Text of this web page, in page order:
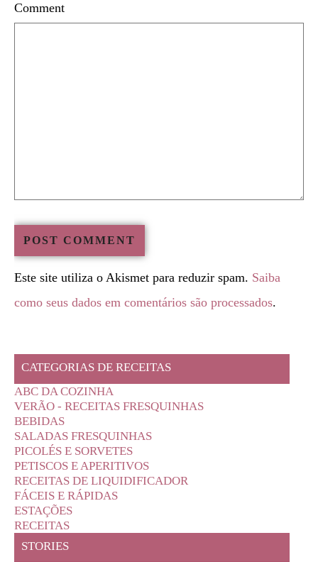
Comment
Este site utiliza o Akismet para reduzir spam. Saiba
como seus dados em comentários são processados.
CATEGORIAS DE RECEITAS
ABC DA COZINHA
VERÃO - RECEITAS FRESQUINHAS
BEBIDAS
SALADAS FRESQUINHAS
PICOLÉS E SORVETES
PETISCOS E APERITIVOS
RECEITAS DE LIQUIDIFICADOR
FÁCEIS E RÁPIDAS
ESTAÇÕES
RECEITAS
STORIES